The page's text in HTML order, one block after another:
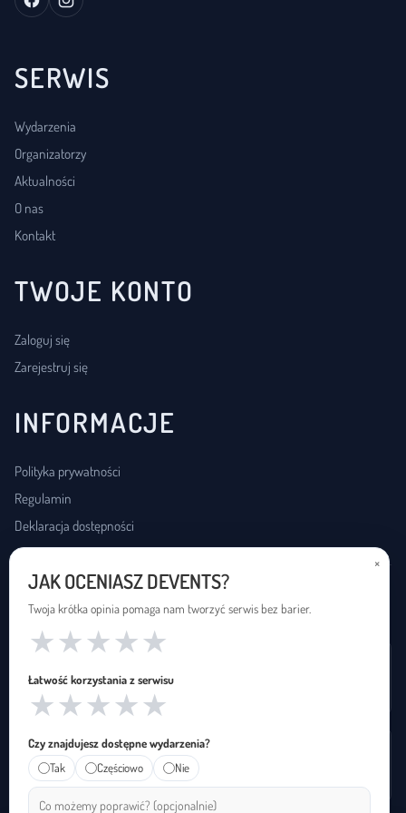
SERWIS
Wydarzenia
Organizatorzy
Aktualności
O nas
Kontakt
TWOJE KONTO
Zaloguj się
Zarejestruj się
INFORMACJE
Polityka prywatności
Regulamin
Deklaracja dostępności
USŁUGI DOSTĘPNOŚCI
Zapętleni · zapetleni.pl
Tłumaczenie na polski język migowy
Janusz Migowego · januszmigowego.pl
×
JAK OCENIASZ DEVENTS?
Twoja krótka opinia pomaga nam tworzyć serwis bez barier.
★
★
★
★
★
Łatwość korzystania z serwisu
★
★
★
★
★
Czy znajdujesz dostępne wydarzenia?
Tak
Częściowo Nie